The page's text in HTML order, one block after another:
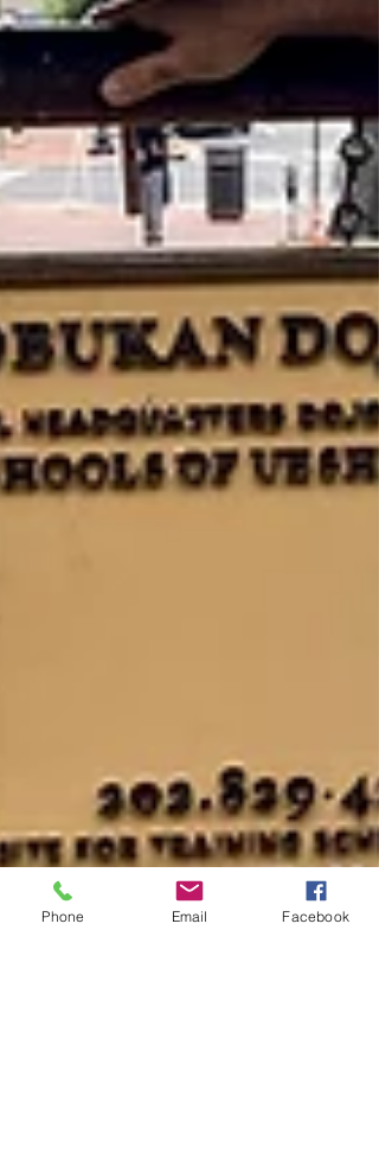
Phone Email Facebook